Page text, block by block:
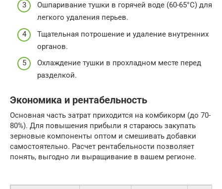
Ошпаривание тушки в горячей воде (60-65°C) для
легкого удаления перьев.
Тщательная потрошение и удаление внутренних
органов.
Охлаждение тушки в прохладном месте перед
разделкой.
Экономика и рентабельность
Основная часть затрат приходится на комбикорм (до 70-
80%). Для повышения прибыли я стараюсь закупать
зерновые компоненты оптом и смешивать добавки
самостоятельно. Расчет рентабельности позволяет
понять, выгодно ли выращивание в вашем регионе.